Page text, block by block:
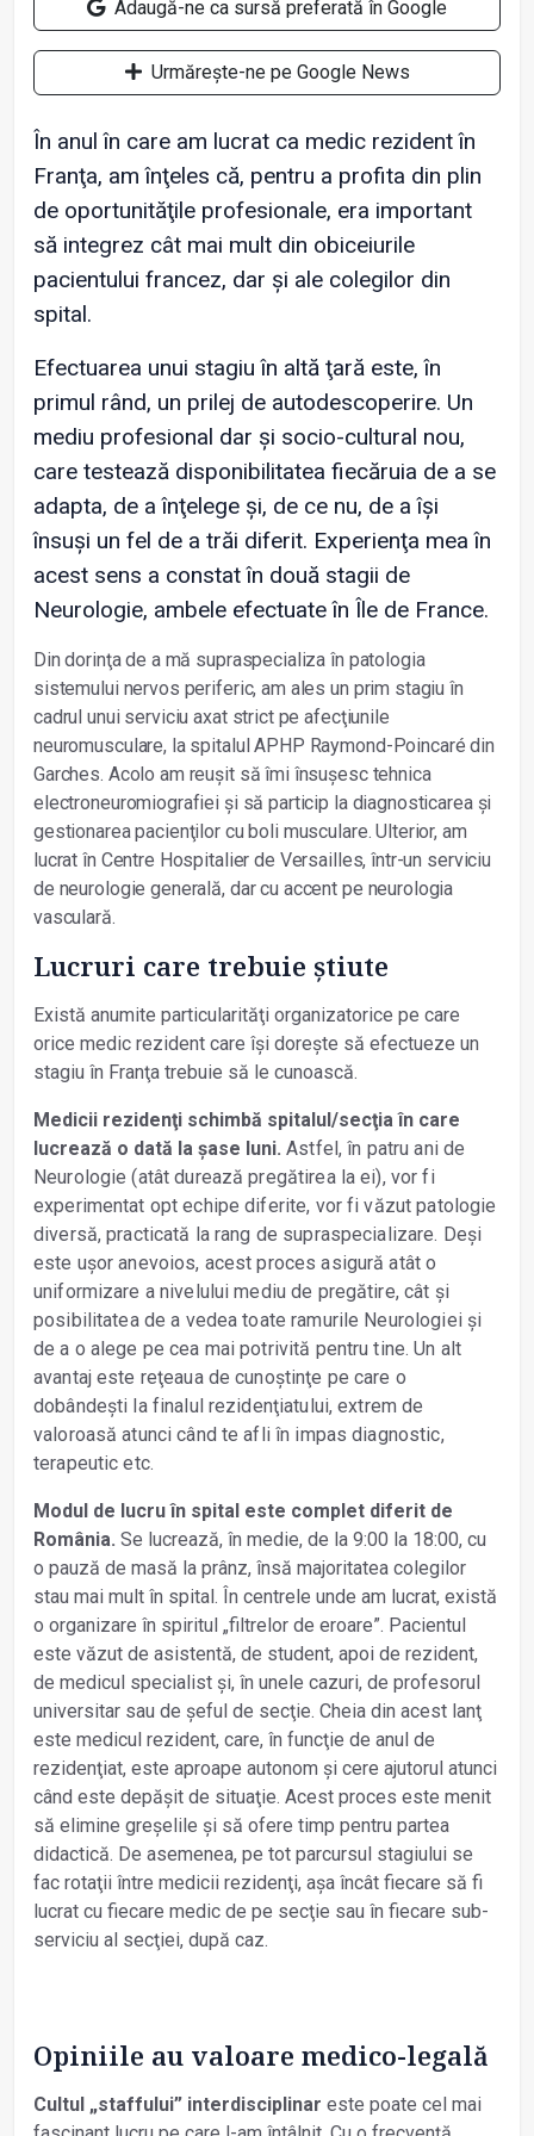
Adaugă-ne ca sursă preferată în Google
Urmărește-ne pe Google News
În anul în care am lucrat ca medic rezident în
Franţa, am înţeles că, pentru a profita din plin
de oportunităţile profesionale, era important
să integrez cât mai mult din obiceiurile
pacientului francez, dar și ale colegilor din
spital.
Efectuarea unui stagiu în altă ţară este, în
primul rând, un prilej de autodescoperire. Un
mediu profesional dar și socio-cultural nou,
care testează disponibilitatea fiecăruia de a se
adapta, de a înţelege și, de ce nu, de a își
însuși un fel de a trăi diferit. Experienţa mea în
acest sens a constat în două stagii de
Neurologie, ambele efectuate în Île de France.
Din dorinţa de a mă supraspecializa în patologia
sistemului nervos periferic, am ales un prim stagiu în
cadrul unui serviciu axat strict pe afecţiunile
neuromusculare, la spitalul APHP Raymond-Poincaré din
Garches. Acolo am reușit să îmi însușesc tehnica
electroneuromiografiei și să particip la diagnosticarea și
gestionarea pacienţilor cu boli musculare. Ulterior, am
lucrat în Centre Hospitalier de Versailles, într-un serviciu
de neurologie generală, dar cu accent pe neurologia
vasculară.
Lucruri care trebuie știute
Există anumite particularităţi organizatorice pe care
orice medic rezident care își dorește să efectueze un
stagiu în Franţa trebuie să le cunoască.
Medicii rezidenţi schimbă spitalul/secţia în care
lucrează o dată la șase luni. Astfel, în patru ani de
Neurologie (atât durează pregătirea la ei), vor fi
experimentat opt echipe diferite, vor fi văzut patologie
diversă, practicată la rang de supraspecializare. Deși
este ușor anevoios, acest proces asigură atât o
uniformizare a nivelului mediu de pregătire, cât și
posibilitatea de a vedea toate ramurile Neurologiei și
de a o alege pe cea mai potrivită pentru tine. Un alt
avantaj este reţeaua de cunoștinţe pe care o
dobândești la finalul rezidenţiatului, extrem de
valoroasă atunci când te afli în impas diagnostic,
terapeutic etc.
Modul de lucru în spital este complet diferit de
România. Se lucrează, în medie, de la 9:00 la 18:00, cu
o pauză de masă la prânz, însă majoritatea colegilor
stau mai mult în spital. În centrele unde am lucrat, există
o organizare în spiritul „filtrelor de eroare”. Pacientul
este văzut de asistentă, de student, apoi de rezident,
de medicul specialist și, în unele cazuri, de profesorul
universitar sau de șeful de secţie. Cheia din acest lanţ
este medicul rezident, care, în funcţie de anul de
rezidenţiat, este aproape autonom și cere ajutorul atunci
când este depășit de situaţie. Acest proces este menit
să elimine greșelile și să ofere timp pentru partea
didactică. De asemenea, pe tot parcursul stagiului se
fac rotaţii între medicii rezidenţi, așa încât fiecare să fi
lucrat cu fiecare medic de pe secţie sau în fiecare sub-
serviciu al secţiei, după caz.
Opiniile au valoare medico-legală
Cultul „staffului” interdisciplinar este poate cel mai